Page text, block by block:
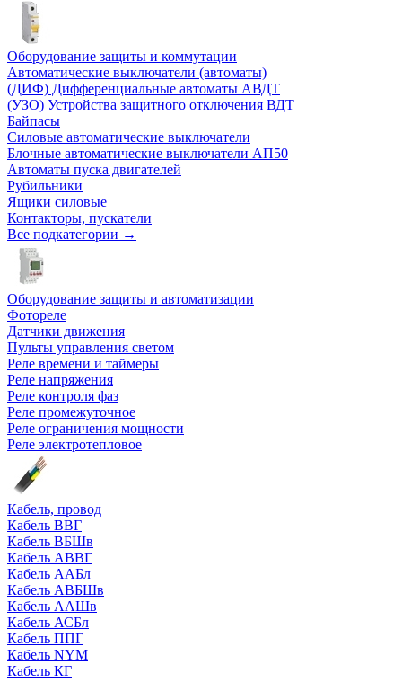
Оборудование защиты и коммутации
Автоматические выключатели (автоматы)
(ДИФ) Дифференциальные автоматы АВДТ
(УЗО) Устройства защитного отключения ВДТ
Байпасы
Силовые автоматические выключатели
Блочные автоматические выключатели АП50
Автоматы пуска двигателей
Рубильники
Ящики силовые
Контакторы, пускатели
Все подкатегории →
Оборудование защиты и автоматизации
Фотореле
Датчики движения
Пульты управления светом
Реле времени и таймеры
Реле напряжения
Реле контроля фаз
Реле промежуточное
Реле ограничения мощности
Реле электротепловое
Кабель, провод
Кабель ВВГ
Кабель ВБШв
Кабель АВВГ
Кабель ААБл
Кабель АВБШв
Кабель ААШв
Кабель АСБл
Кабель ППГ
Кабель NYM
Кабель КГ